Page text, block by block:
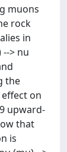
muons
rock
in
> nu
the
on
upward-
that
is